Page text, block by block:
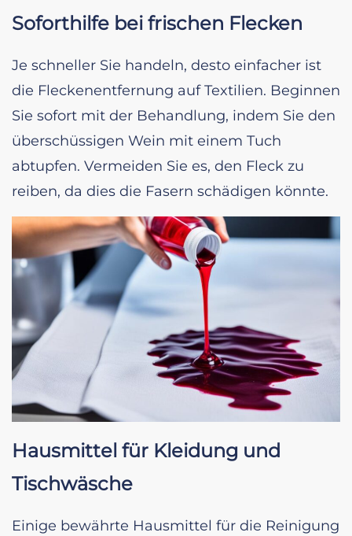
Soforthilfe bei frischen Flecken
Je schneller Sie handeln, desto einfacher ist
die Fleckenentfernung auf Textilien. Beginnen
Sie sofort mit der Behandlung, indem Sie den
überschüssigen Wein mit einem Tuch
abtupfen. Vermeiden Sie es, den Fleck zu
reiben, da dies die Fasern schädigen könnte.
Hausmittel für Kleidung und
Tischwäsche
Einige bewährte Hausmittel für die Reinigung